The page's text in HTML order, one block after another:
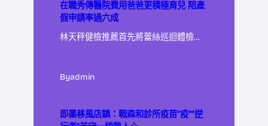
在職秀傳醫院費用爸爸更積極育兒 陪產
假申請率過六成
林天秤健檢推薦首先將蕾絲巡迴體檢…
Byadmin
即墨移風店鎮：戰森和診所疫苗“疫”“逆